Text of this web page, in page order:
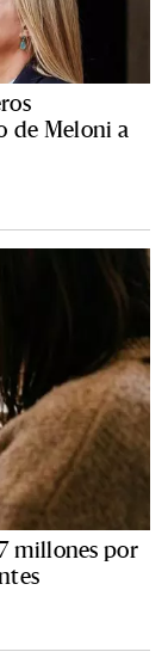
de Meloni a
millones por